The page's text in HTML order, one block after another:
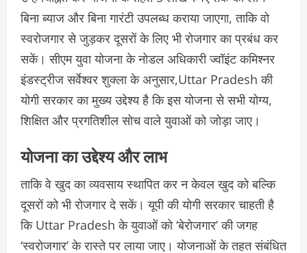
बिना ब्याज और बिना गारंटी उपलब्ध कराया जाएगा, ताकि वो
स्वरोजगार से जुड़कर दूसरों के लिए भी रोजगार का प्रबंध कर
सकें। सीएम युवा योजना के नोडल अधिकारी ज्वॉइंट कमिश्नर
इंडस्ट्रीज सर्वेश्वर शुक्ला के अनुसार,Uttar Pradesh की
योगी सरकार का मुख्य उद्देश्य है कि इस योजना से सभी योग्य,
शिक्षित और प्रगतिशील सोच वाले युवाओं को जोड़ा जाए।
योजना का उद्देश्य और लाभ
ताकि वे खुद का व्यवसाय स्थापित कर न केवल खुद को बल्कि
दूसरों को भी रोजगार दे सकें। यूपी की योगी सरकार चाहती है
कि Uttar Pradesh के युवाओं को ‘बेरोजगार’ की जगह
‘स्वरोजगार’ के रास्ते पर लाया जाए। योजनाओं के तहत संबंधित